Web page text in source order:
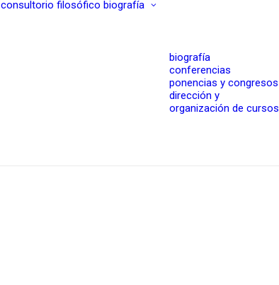
consultorio filosófico biografía
biografía
conferencias
ponencias y congresos
dirección y
organización de cursos